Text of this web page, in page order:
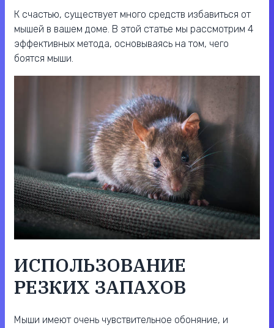
К счастью, существует много средств избавиться от
мышей в вашем доме. В этой статье мы рассмотрим 4
эффективных метода, основываясь на том, чего
боятся мыши.
ИСПОЛЬЗОВАНИЕ
РЕЗКИХ ЗАПАХОВ
Мыши имеют очень чувствительное обоняние, и